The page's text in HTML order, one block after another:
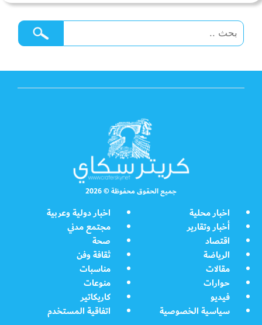
جميع الحقوق محفوظة © 2026
اخبار محلية
اخبار دولية وعربية
أخبار وتقارير
مجتمع مدني
اقتصاد
صحة
الرياضة
ثقافة وفن
مقالات
مناسبات
حوارات
منوعات
فيديو
كاريكاتير
سياسية الخصوصية
اتفاقية المستخدم